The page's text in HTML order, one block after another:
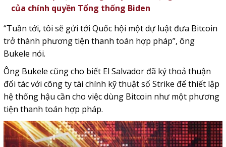
của chính quyền Tổng thống Biden
“Tuần tới, tôi sẽ gửi tới Quốc hội một dự luật đưa Bitcoin
trở thành phương tiện thanh toán hợp pháp”, ông
Bukele nói.
Ông Bukele cũng cho biết El Salvador đã ký thoả thuận
đối tác với công ty tài chính kỹ thuật số Strike để thiết lập
hệ thống hậu cần cho việc dùng Bitcoin như một phương
tiện thanh toán hợp pháp.